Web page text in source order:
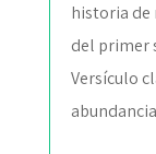
historia de
del primer
Versículo